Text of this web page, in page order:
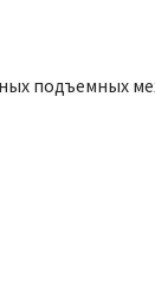
подъемных